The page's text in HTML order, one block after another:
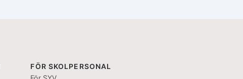
FÖR SKOLPERSONAL